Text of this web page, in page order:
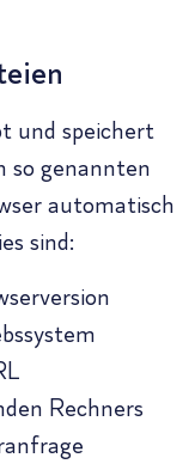
und speichert
so genannten
automatisch
sind:
Rechners